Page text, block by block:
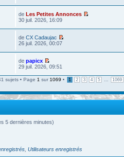
de Les Petites Annonces
30 juil. 2026, 16:09
de CX Cadaujac
26 juil. 2026, 00:07
de papicx
29 juil. 2026, 09:51
sujets • Page 1 sur 1069 • 1 2 3 4 5 1069
5 dernières minutes)
Utilisateurs enregistrés